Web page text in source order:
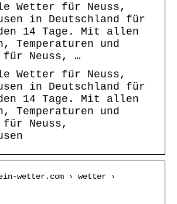
Wetter für Neuss,
in Deutschland für
14 Tage. Mit allen
Temperaturen und
für Neuss, …
Wetter für Neuss,
in Deutschland für
14 Tage. Mit allen
Temperaturen und
für Neuss,
wetter.com › wetter ›